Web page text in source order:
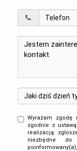
Wyrażam zgodę
zgodnie z
realizacją
niezbędne do